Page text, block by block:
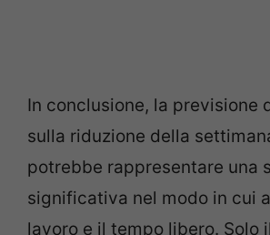
In conclusione, la previsione
sulla riduzione della
potrebbe rappresentare una
significativa nel modo in cui
lavoro e il tempo libero. Solo